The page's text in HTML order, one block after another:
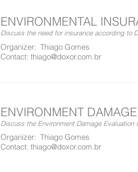
ENVIRONMENTAL
Discuss the need for insurance according to
Organizer: Thiago Gomes
Contact: thiago@doxor.com.br
ENVIRONMENT
Discuss the Environment Damage Evaluation
Organizer: Thiago Gomes
Contact: thiago@doxor.com.br